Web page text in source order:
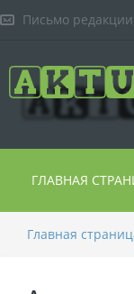
Письмо редакции
ГЛАВНАЯ
Главная